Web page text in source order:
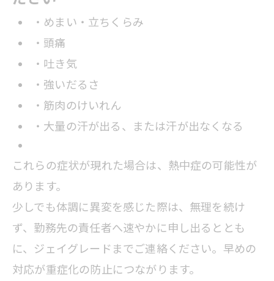
・めまい・立ちくらみ
・頭痛
・吐き気
・強いだるさ
・筋肉のけいれん
・大量の汗が出る、または汗が出なくなる
これらの症状が現れた場合は、熱中症の可能性が
あります。
少しでも体調に異変を感じた際は、無理を続け
ず、勤務先の責任者へ速やかに申し出るととも
に、ジェイグレードまでご連絡ください。早めの
対応が重症化の防止につながります。